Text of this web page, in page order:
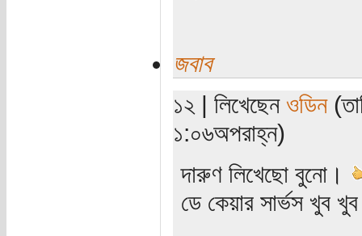
জবাব
১২ | লিখেছেন ওডিন
১:০৬অপরাহ্ন)
দারুণ লিখেছো বুনো।
ডে কেয়ার সার্ভস খুব